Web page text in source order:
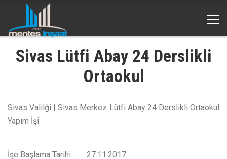
Sivas Lütfi Abay 24 Derslikli
Ortaokul
Sivas Valilği | Sivas Merkez Lütfi Abay 24 Derslikli Ortaokul
Yapım İşi
İşe Başlama Tarihi : 27.11.2017